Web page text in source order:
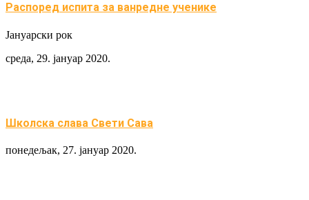
Распоред испита за ванредне ученике
Јануарски рок
среда, 29. јануар 2020.
Школска слава Свети Сава
понедељак, 27. јануар 2020.